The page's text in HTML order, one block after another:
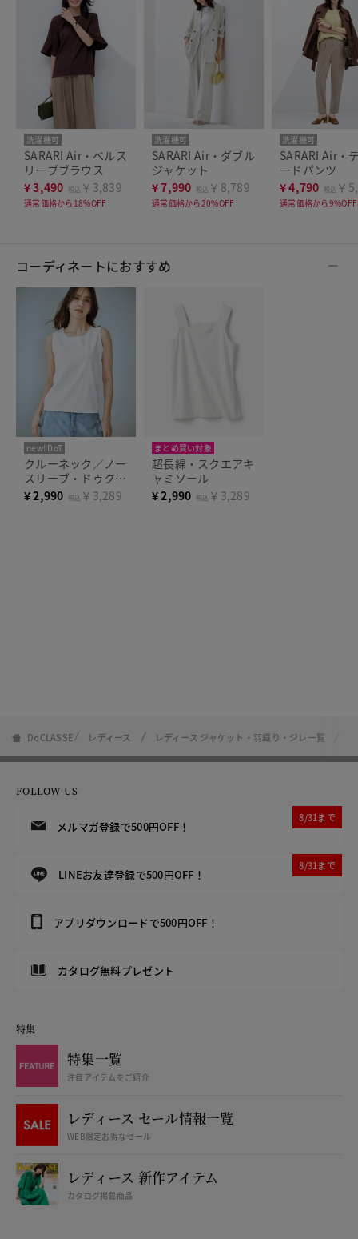
洗濯機可
SARARI Air・ベルス
リーブブラウス
¥3,490 税込 ￥3,839
通常価格から18%OFF
洗濯機可
SARARI Air・ダブル
ジャケット
¥7,990 税込 ￥8,789
通常価格から20%OFF
洗濯機可
SARARI Air・
ードパンツ
¥4,790 税込 ￥
通常価格から9%OFF
コーディネートにおすすめ
new! DoT
まとめ買い対象
クルーネック／ノー
スリーブ・ドゥクラ
ッセTシャツ
¥2,990 税込 ￥3,289
まとめ買い対象
超長綿・スクエアキ
ャミソール
¥2,990 税込 ￥3,289
DoCLASSE レディース レディース ジャケット・羽織り・ジレ一覧
FOLLOW US
メルマガ登録で500円OFF！
8/31まで
LINEお友達登録で500円OFF！
8/31まで
アプリダウンロードで500円OFF！
カタログ無料プレゼント
特集
特集一覧
注目アイテムをご紹介
レディース セール情報一覧
WEB限定お得なセール
レディース 新作アイテム
カタログ掲載商品